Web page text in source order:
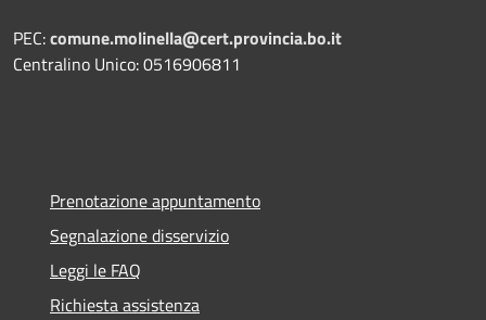
PEC:comune.molinella@cert.provincia.bo.it
Centralino Unico: 0516906811
Prenotazione appuntamento
Segnalazione disservizio
Leggi le FAQ
Richiesta assistenza